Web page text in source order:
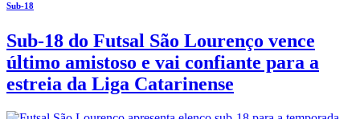
Sub-18
Sub-18 do Futsal São Lourenço vence
último amistoso e vai confiante para a
estreia da Liga Catarinense